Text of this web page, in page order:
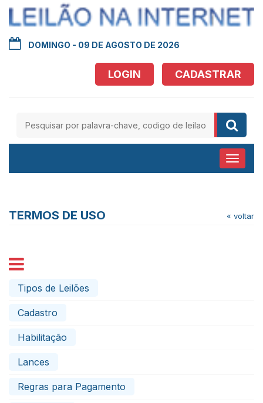
DOMINGO - 09 DE AGOSTO DE 2026
LOGIN CADASTRAR
Abrir
menu
TERMOS DE USO « voltar
Tipos de Leilões
Cadastro
Habilitação
Lances
Regras para Pagamento